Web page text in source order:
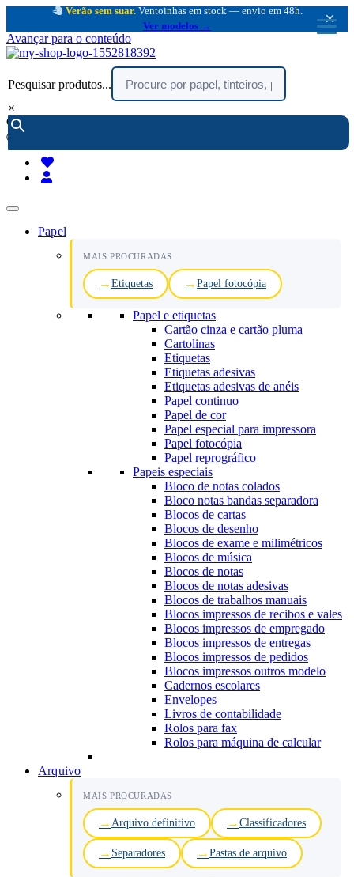
Verão sem suar.Ventoinhas em stock — envio em 48h.
Ver modelos →
×
Avançar para o conteúdo
Pesquisar produtos...
×
encomendar por telefone :
(chamada rede fixa nacional)
Papel
MAIS PROCURADAS
Etiquetas Papel fotocópia
Papel e etiquetas
Cartão cinza e cartão pluma
Cartolinas
Etiquetas
Etiquetas adesivas
Etiquetas adesivas de anéis
Papel continuo
Papel de cor
Papel especial para impressora
Papel fotocópia
Papel reprográfico
Papeis especiais
Bloco de notas colados
Bloco notas bandas separadora
Blocos de cartas
Blocos de desenho
Blocos de exame e milimétricos
Blocos de música
Blocos de notas
Blocos de notas adesivas
Blocos de trabalhos manuais
Blocos impressos de recibos e vales
Blocos impressos de empregado
Blocos impressos de entregas
Blocos impressos de pedidos
Blocos impressos outros modelo
Cadernos escolares
Envelopes
Livros de contabilidade
Rolos para fax
Rolos para máquina de calcular
Arquivo
MAIS PROCURADAS
Arquivo definitivo Classificadores
Separadores Pastas de arquivo